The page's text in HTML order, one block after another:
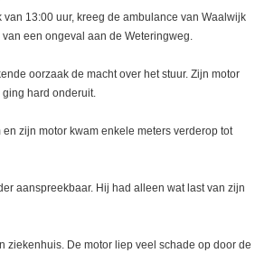
13:00 uur, kreeg de ambulance van Waalwijk
een ongeval aan de Weteringweg.
oorzaak de macht over het stuur. Zijn motor
hard onderuit.
zijn motor kwam enkele meters verderop tot
aanspreekbaar. Hij had alleen wat last van zijn
ziekenhuis. De motor liep veel schade op door de